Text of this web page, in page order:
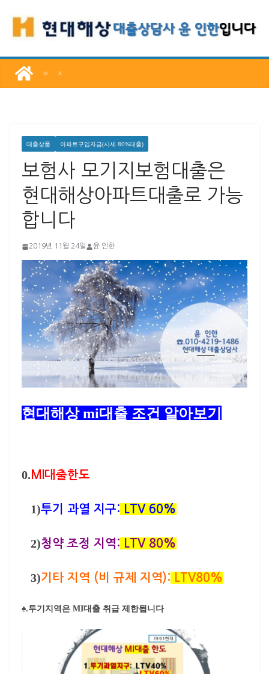
로
너
대출상품 아파트구입자금(시세 80%대출)
보험사 모기지보험대출은
현대해상아파트대출로 가능
합니다
2019년 11월 24일 윤 인한
현대해상 mi대출 조건 알아보기
0. MI대출한도
1)투기 과열 지구: LTV 60%
2)청약 조정 지역: LTV 80%
3)기타 지역 (비 규제 지역): LTV80%
♠.투기지역은 MI대출 취급 제한됩니다